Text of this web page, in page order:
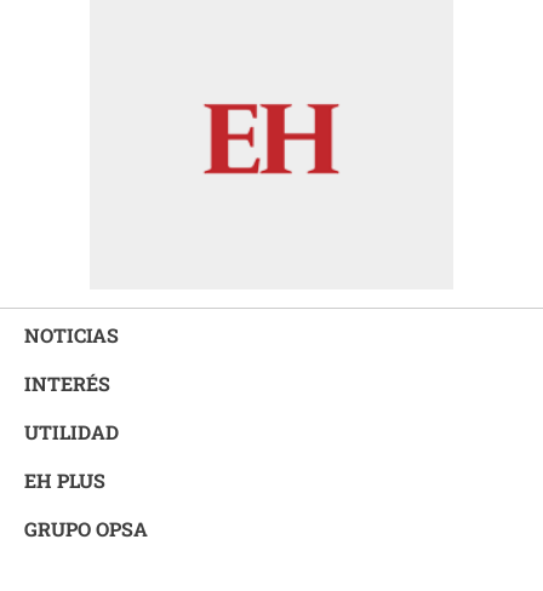
NOTICIAS
INTERÉS
UTILIDAD
EH PLUS
GRUPO OPSA